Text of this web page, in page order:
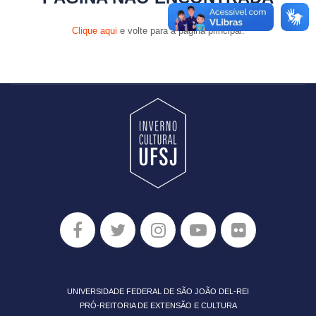
Clique aqui e volte para a página principal.
UNIVERSIDADE FEDERAL DE SÃO JOÃO DEL-REI
PRÓ-REITORIA DE EXTENSÃO E CULTURA